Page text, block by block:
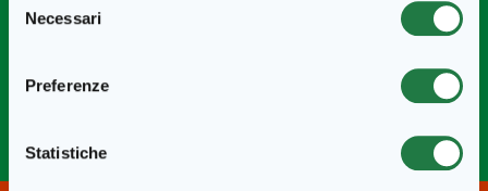
delNecessari
Preferenze
Statistiche
accostamento alla carne.